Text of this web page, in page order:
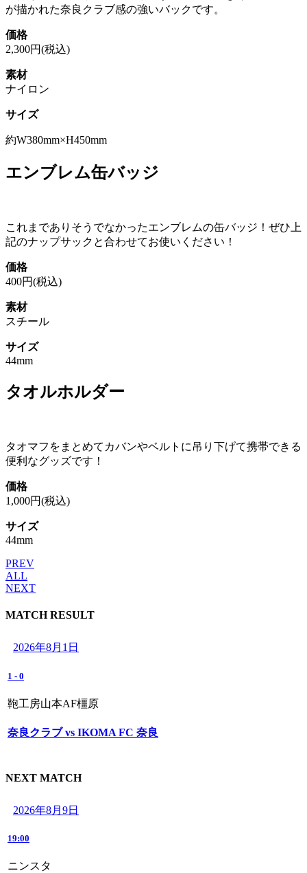
が描かれた奈良クラブ感の強いバックです。
価格
2,300円(税込)
素材
ナイロン
サイズ
約W380mm×H450mm
エンブレム缶バッジ
これまでありそうでなかったエンブレムの缶バッジ！ぜひ上
記のナップサックと合わせてお使いください！
価格
400円(税込)
素材
スチール
サイズ
44mm
タオルホルダー
タオマフをまとめてカバンやベルトに吊り下げて携帯できる
便利なグッズです！
価格
1,000円(税込)
サイズ
44mm
PREV
ALL
NEXT
MATCH RESULT
2026年8月1日
1 - 0
鞄工房山本AF橿原
奈良クラブ vs IKOMA FC 奈良
NEXT MATCH
2026年8月9日
19:00
ニンスタ